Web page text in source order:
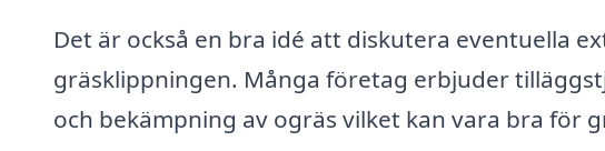
Det är också en bra idé att diskutera eventuella
gräsklippningen. Många företag erbjuder
och bekämpning av ogräs vilket kan vara bra för